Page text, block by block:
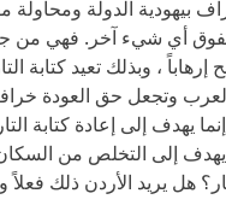
بيهودية الدولة
أي شيء آخر. فهي من
، وبذلك تعيد كتابة
وتجعل حق العودة
يهدف إلى إعادة كتابة
إلى التخلص من
هل يريد الأردن